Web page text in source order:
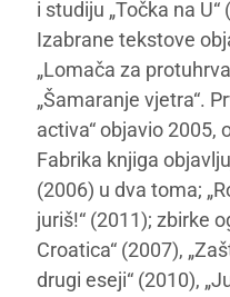
i studiju „Točka na U“
Izabrane tekstove
„Lomača za
„Šamaranje vjetra“.
activa“ objavio 2005,
Fabrika knjiga
(2006) u dva toma;
juriš!“ (2011); zbirke
Croatica“ (2007),
drugi eseji“ (2010),